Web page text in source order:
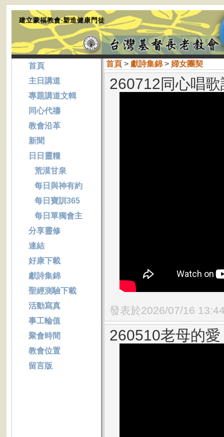
建立蒙福教會‧塑造健康門徒
首頁> 獻詩集錦> 婦女團契
260712同心唱
發表於2026/07/16
260510老母的愛
首頁
主日講道
專題講道文輯
同心代禱
教會沿革
新聞
日日靈糧
荒漠甘泉
每日與神有約
每日寶訓365
每日單獨會主
分享靈修
連結
好康下載
獻詩集錦
聖經測驗下載
活動寫真
事工輪值
聚會時間
教會位置
留言版